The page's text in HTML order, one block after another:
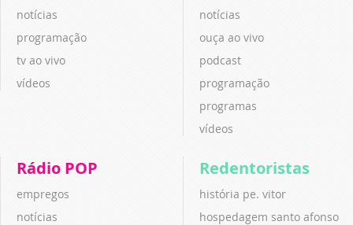
notícias
programação
tv ao vivo
vídeos
notícias
ouça ao vivo
podcast
programação
programas
vídeos
Rádio POP
empregos
notícias
Redentoristas
história pe. vitor
hospedagem santo afonso